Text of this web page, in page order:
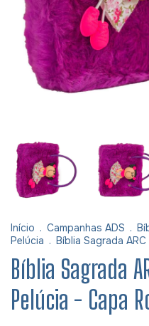
Início . Campanhas ADS .
Pelúcia . Bíblia Sagrada
Bíblia Sagrada
Pelúcia - Capa